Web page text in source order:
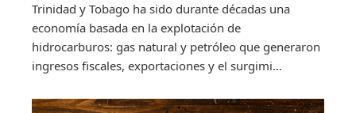
Trinidad y Tobago ha sido durante décadas una
economía basada en la explotación de
hidrocarburos: gas natural y petróleo que generaron
ingresos fiscales, exportaciones y el surgimi...